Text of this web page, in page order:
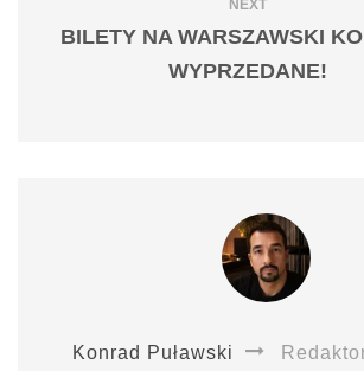
NEXT
BILETY NA WARSZAWSKI
WYPRZEDANE!
Konrad Puławski